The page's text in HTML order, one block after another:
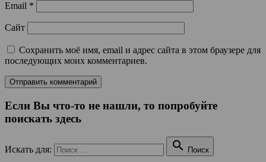
Email *
Сайт
Сохранить моё имя, email и адрес сайта в этом браузере для
последующих моих комментариев.
Если Вы что-то не нашли, то попробуйте
поискать здесь
Искать для:  Поиск